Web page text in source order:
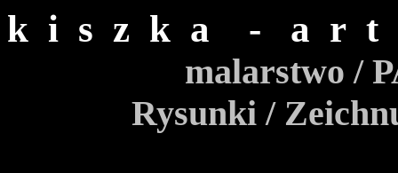
k i s z k a - a r
malarstwo /
Rysunki /